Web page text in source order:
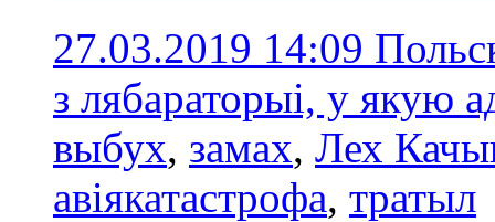
27.03.2019 14:09
з лябараторыі, у якую
выбух, замах, Лех
авіякатастрофа, тратыл